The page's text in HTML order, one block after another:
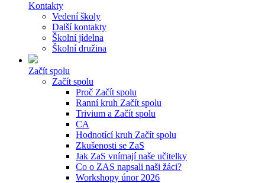
Kontakty
Vedení školy
Další kontakty
Školní jídelna
Školní družina
Začít spolu
Začít spolu
Proč Začít spolu
Ranní kruh Začít spolu
Trivium a Začít spolu
CA
Hodnotící kruh Začít spolu
Zkušenosti se ZaS
Jak ZaS vnímají naše učitelky
Co o ZAS napsali naši žáci?
Workshopy únor 2026